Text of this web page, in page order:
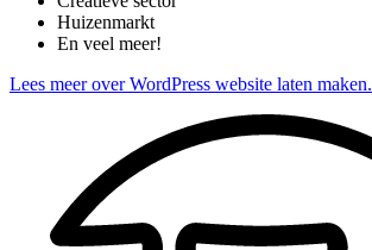
Huizenmarkt
En veel meer!
Lees meer over WordPress website laten maken.